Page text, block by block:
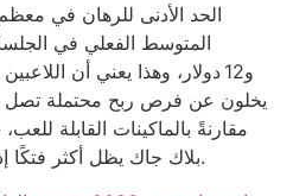
بلاك جاك يظل أكثر فتكًا إذا ما استُخدم الحساب الصارم.